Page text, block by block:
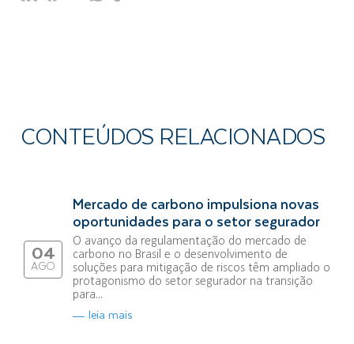
CONTEÚDOS RELACIONADOS
04
AGO
Mercado de carbono impulsiona novas
oportunidades para o setor segurador
O avanço da regulamentação do mercado de
carbono no Brasil e o desenvolvimento de
soluções para mitigação de riscos têm ampliado o
protagonismo do setor segurador na transição
para...
leia mais